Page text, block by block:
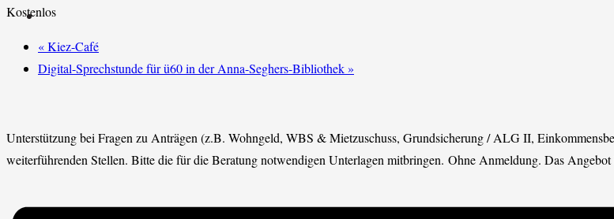
Kostenlos
«Kiez-Café
Digital-Sprechstunde für ü60 in der Anna-Seghers-Bibliothek»
Unterstützung bei Fragen zu Anträgen (z.B. Wohngeld, WBS & Mietzuschuss, Grundsicherung / ALG II,
weiterführenden Stellen. Bitte die für die Beratung notwendigen Unterlagen mitbringen. Ohne Anmeldung. Das